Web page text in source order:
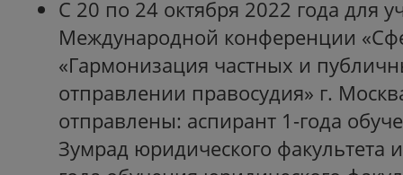
С 20 по 24 октября 2022 года для
Международной конференции
«Гармонизация частных и
отправлении правосудия» г.
отправлены: аспирант 1-года
Зумрад юридического факультета